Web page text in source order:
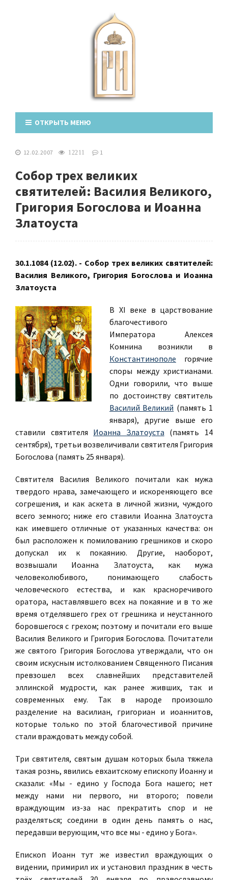
ОТКРЫТЬ МЕНЮ
12.02.2007 12211 1
Собор трех великих
святителей: Василия Великого,
Григория Богослова и Иоанна
Златоуста
30.1.1084 (12.02). - Собор трех великих святителей:
Василия Великого, Григория Богослова и Иоанна
Златоуста
В XI веке в царствование
благочестивого
Императора Алексея
Комнина возникли в
Константинополе горячие
споры между христианами.
Одни говорили, что выше
по достоинству святитель
Василий Великий (память 1
января), другие выше его
ставили святителя Иоанна Златоуста (память 14
сентября), третьи возвеличивали святителя Григория
Богослова (память 25 января).
Святителя Василия Великого почитали как мужа
твердого нрава, замечающего и искореняющего все
согрешения, и как аскета в личной жизни, чуждого
всего земного; ниже его ставили Иоанна Златоуста
как имевшего отличные от указанных качества: он
был расположен к помилованию грешников и скоро
допускал их к покаянию. Другие, наоборот,
возвышали Иоанна Златоуста, как мужа
человеколюбивого, понимающего слабость
человеческого естества, и как красноречивого
оратора, наставлявшего всех на покаяние и в то же
время отделявшего грех от грешника и неустанного
боровшегося с грехом; поэтому и почитали его выше
Василия Великого и Григория Богослова. Почитатели
же святого Григория Богослова утверждали, что он
своим искусным истолкованием Священного Писания
превзошел всех славнейших представителей
эллинской мудрости, как ранее живших, так и
современных ему. Так в народе произошло
разделение на василиан, григориан и иоаннитов,
которые только по этой благочестивой причине
стали враждовать между собой.
Три святителя, святым душам которых была тяжела
такая рознь, явились евхаитскому епископу Иоанну и
сказали: «Мы - едино у Господа Бога нашего; нет
между нами ни первого, ни второго; повели
враждующим из-за нас прекратить спор и не
разделяться; соедини в один день память о нас,
передавши верующим, что все мы - едино у Бога».
Епископ Иоанн тут же известил враждующих о
видении, примирил их и установил праздник в честь